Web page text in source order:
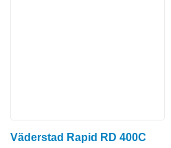
Väderstad Rapid RD 400C